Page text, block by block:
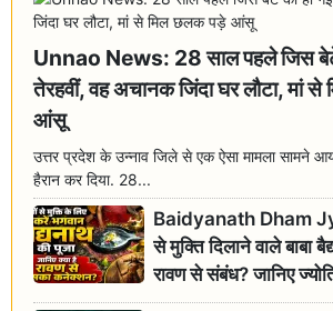
Unnao News: 28 साल पहले जिस बेटे
तेरहवीं, वह अचानक जिंदा घर लौटा, मां
आंसू
उत्तर प्रदेश के उन्नाव जिले से एक ऐसा मामला सामने
हैरान कर दिया. 28...
Baidyanath Dham
से मुक्ति दिलाने वाले बाबा
रावण से संबंध? जानिए